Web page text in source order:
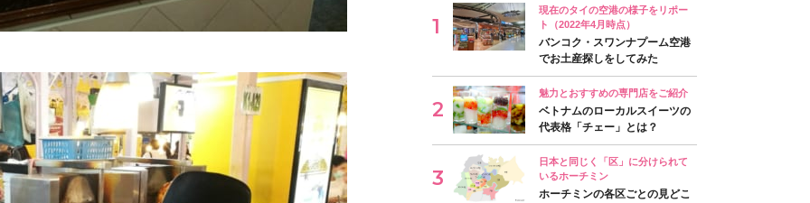
現在のタイの空港の様子をリポー
ト（2022年4月時点）
バンコク・スワンナプーム空港
でお土産探しをしてみた
魅力とおすすめの専門店をご紹介
ベトナムのローカルスイーツの
代表格「チェー」とは？
日本と同じく「区」に分けられて
いるホーチミン
ホーチミンの各区ごとの見どこ